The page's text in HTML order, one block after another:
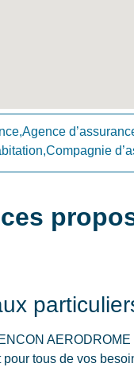
tous de vos